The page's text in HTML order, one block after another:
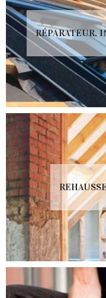
RÉPARATEUR,